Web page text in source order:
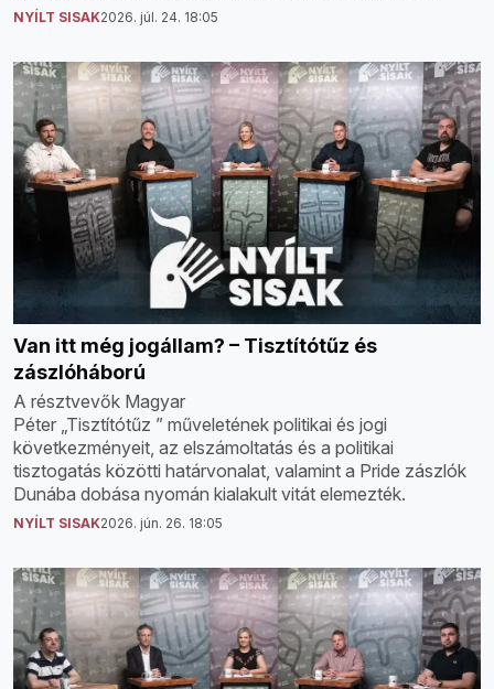
NYÍLT SISAK2026. júl. 24. 18:05
Van itt még jogállam? – Tisztítótűz és
zászlóháború
A résztvevők Magyar
Péter „Tisztítótűz ” műveletének politikai és jogi
következményeit, az elszámoltatás és a politikai
tisztogatás közötti határvonalat, valamint a Pride zászlók
Dunába dobása nyomán kialakult vitát elemezték.
NYÍLT SISAK2026. jún. 26. 18:05